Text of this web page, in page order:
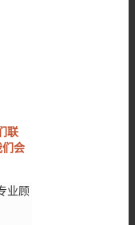
联
会
业顾